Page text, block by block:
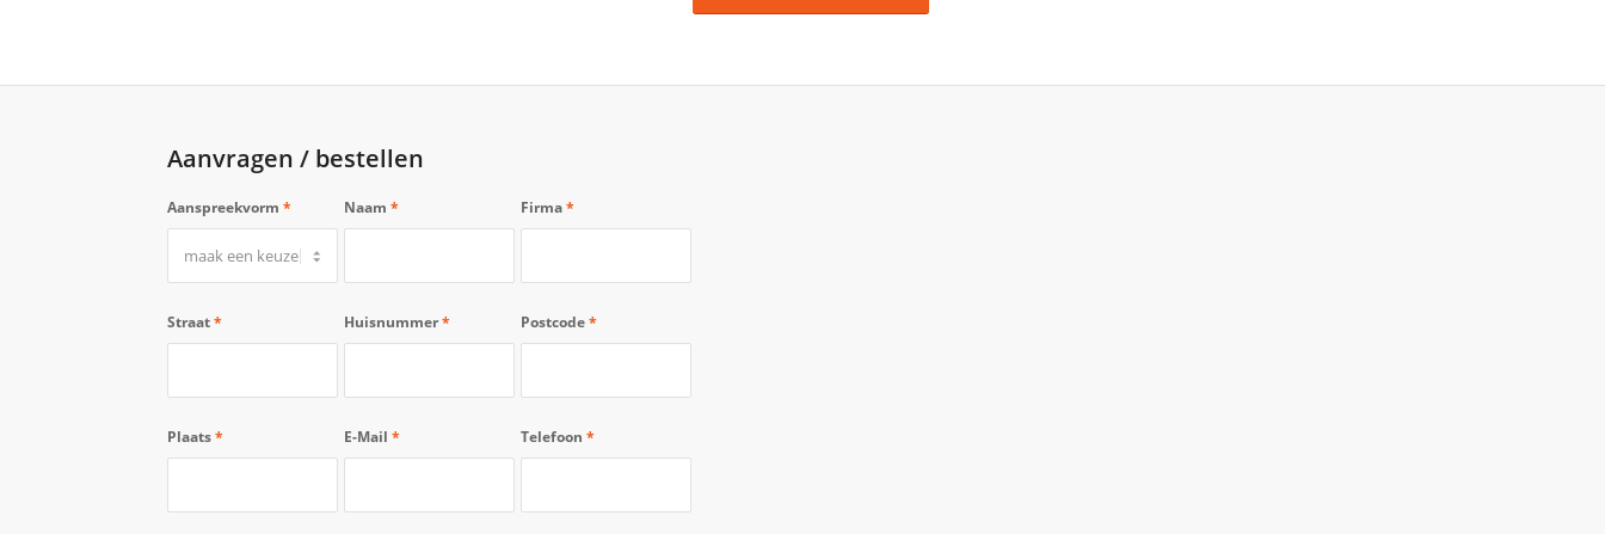
Aanvragen / bestellen
Aanspreekvorm * Naam * Firma*
Straat* Huisnummer* Postcode*
Plaats* E-Mail * Telefoon *